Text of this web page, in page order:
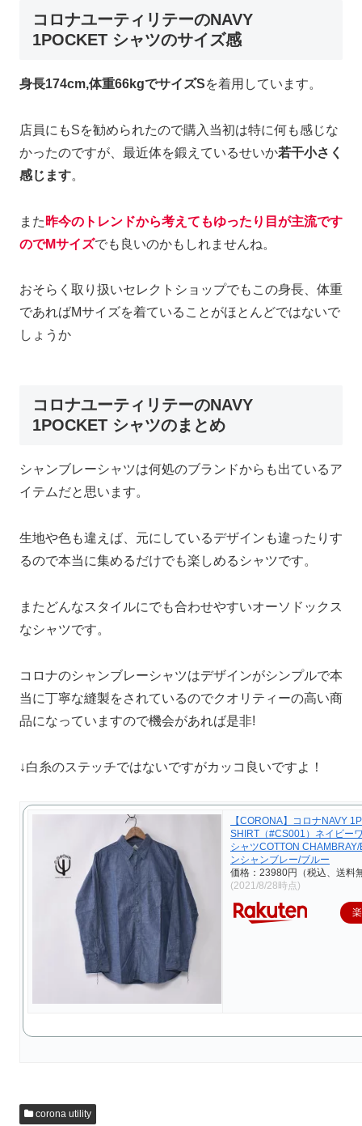
コロナユーティリテーのNAVY
1POCKET シャツのサイズ感
身長174cm,体重66kgでサイズSを着用しています。
店員にもSを勧められたので購入当初は特に何も感じな
かったのですが、最近体を鍛えているせいか若干小さく
感じます。
また 昨今のトレンドから考えてもゆったり目が主流です
のでMサイズでも良いのかもしれませんね。
おそらく取り扱いセレクトショップでもこの身長、体重
であればMサイズを着ていることがほとんどではないで
しょうか
コロナユーティリテーのNAVY
1POCKET シャツのまとめ
シャンブレーシャツは何処のブランドからも出ているア
イテムだと思います。
生地や色も違えば、元にしているデザインも違ったりす
るので本当に集めるだけでも楽しめるシャツです。
またどんなスタイルにでも合わせやすいオーソドックス
なシャツです。
コロナのシャンブレーシャツはデザインがシンプルで本
当に丁寧な縫製をされているのでクオリティーの高い商
品になっていますので機会があれば是非!
↓白糸のステッチではないですがカッコ良いですよ！
【CORONA】コロナNAVY
SHIRT（#CS001）ネイビー
シャツCOTTON
ンシャンブレー/ブルー
価格：23980円（税込、送料
(2021/8/28時点)
corona utility